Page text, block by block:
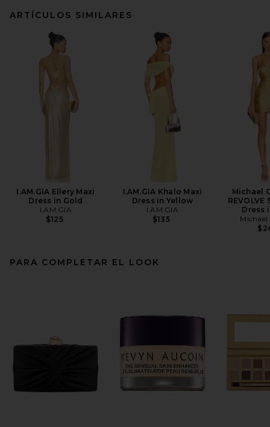
ARTÍCULOS SIMILARES
I.AM.GIA Ellery Maxi
Dress in Gold
I.AM.GIA
$125
I.AM.GIA Khalo Maxi
Dress in Yellow
I.AM.GIA
$135
Michael
REVOLVE
Dress
Michael
PARA COMPLETAR EL LOOK